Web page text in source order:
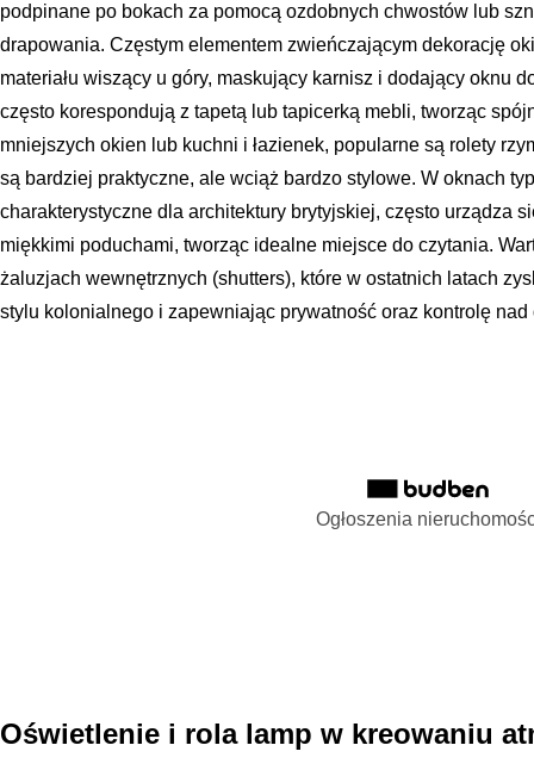
podpinane po bokach za pomocą ozdobnych chwostów lub
drapowania. Częstym elementem zwieńczającym dekorację
materiału wiszący u góry, maskujący karnisz i dodający oknu
często korespondują z tapetą lub tapicerką mebli, tworząc
mniejszych okien lub kuchni i łazienek, popularne są rolety
są bardziej praktyczne, ale wciąż bardzo stylowe. W oknach
charakterystyczne dla architektury brytyjskiej, często urządza
miękkimi poduchami, tworząc idealne miejsce do czytania.
żaluzjach wewnętrznych (shutters), które w ostatnich latach
stylu kolonialnego i zapewniając prywatność oraz kontrolę nad
Ogłoszenia
Oświetlenie i rola lamp w kreowaniu